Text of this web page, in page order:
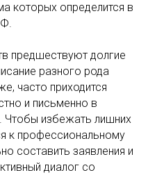
которых определится в
предшествуют долгие
разного рода
часто приходится
и письменно в
Чтобы избежать лишних
к профессиональному
составить заявления и
диалог со